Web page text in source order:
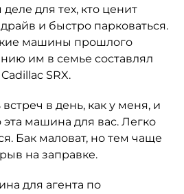
для тех, кто ценит
и быстро парковаться.
машины прошлого
им в семье составлял
SRX.
в день, как у меня, и
эта машина для вас. Легко
Бак маловат, но тем чаще
на заправке.
для агента по